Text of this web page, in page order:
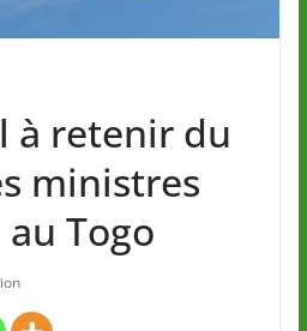
à retenir du
ministres
Togo